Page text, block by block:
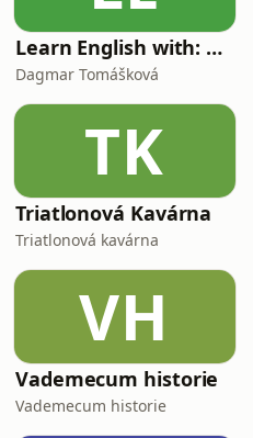
Learn English with: My Life and Other Funny Stories
Dagmar Tomášková
TK
Triatlonová Kavárna
Triatlonová kavárna
VH
Vademecum historie
Vademecum historie